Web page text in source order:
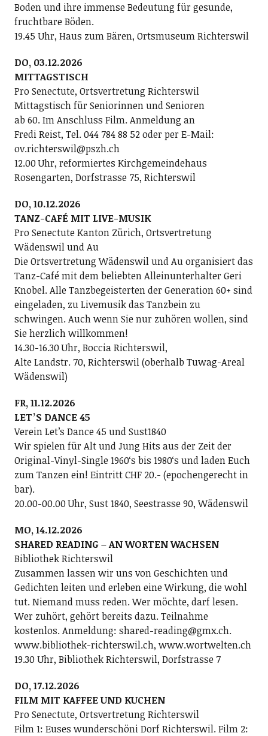
Boden und ihre immense Bedeutung für gesunde,
fruchtbare Böden.
19.45 Uhr, Haus zum Bären, Ortsmuseum Richterswil
DO, 03.12.2026
MITTAGSTISCH
Pro Senectute, Ortsvertretung Richterswil
Mittagstisch für Seniorinnen und Senioren
ab 60. Im Anschluss Film. Anmeldung an
Fredi Reist, Tel. 044 784 88 52 oder per E-Mail:
ov.richterswil@pszh.ch
12.00 Uhr, reformiertes Kirchgemeindehaus
Rosengarten, Dorfstrasse 75, Richterswil
DO, 10.12.2026
TANZ-CAFÉ MIT LIVE-MUSIK
Pro Senectute Kanton Zürich, Ortsvertretung
Wädenswil und Au
Die Ortsvertretung Wädenswil und Au organisiert das
Tanz-Café mit dem beliebten Alleinunterhalter Geri
Knobel. Alle Tanzbegeisterten der Generation 60+ sind
eingeladen, zu Livemusik das Tanzbein zu
schwingen. Auch wenn Sie nur zuhören wollen, sind
Sie herzlich willkommen!
14.30-16.30 Uhr, Boccia Richterswil,
Alte Landstr. 70, Richterswil (oberhalb Tuwag-Areal
Wädenswil)
FR, 11.12.2026
LETʼS DANCE 45
Verein Letʼs Dance 45 und Sust1840
Wir spielen für Alt und Jung Hits aus der Zeit der
Original-Vinyl-Single 1960ʻs bis 1980ʻs und laden Euch
zum Tanzen ein! Eintritt CHF 20.- (epochengerecht in
bar).
20.00-00.00 Uhr, Sust 1840, Seestrasse 90, Wädenswil
MO, 14.12.2026
SHARED READING – AN WORTEN WACHSEN
Bibliothek Richterswil
Zusammen lassen wir uns von Geschichten und
Gedichten leiten und erleben eine Wirkung, die wohl
tut. Niemand muss reden. Wer möchte, darf lesen.
Wer zuhört, gehört bereits dazu. Teilnahme
kostenlos. Anmeldung: shared-reading@gmx.ch.
www.bibliothek-richterswil.ch, www.wortwelten.ch
19.30 Uhr, Bibliothek Richterswil, Dorfstrasse 7
DO, 17.12.2026
FILM MIT KAFFEE UND KUCHEN
Pro Senectute, Ortsvertretung Richterswil
Film 1: Euses wunderschöni Dorf Richterswil. Film 2: